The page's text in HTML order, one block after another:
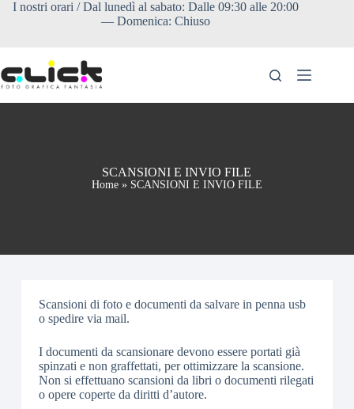
LISTINO
Prodotti
INFORMAZIONI
I nostri orari / Dal lunedì al sabato: Dalle 09:30 alle 20:00
— Domenica: Chiuso
SCANSIONI E INVIO FILE
Home» SCANSIONI E INVIO FILE
Scansioni di foto e documenti da salvare in penna usb
o spedire via mail.
I documenti da scansionare devono essere portati già
spinzati e non graffettati, per ottimizzare la scansione.
Non si effettuano scansioni da libri o documenti rilegati
o opere coperte da diritti d’autore.